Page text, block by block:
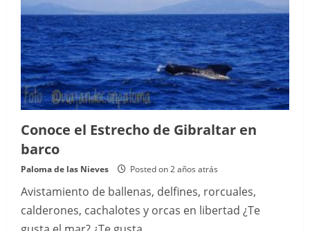
Conoce el Estrecho de Gibraltar en
barco
Paloma de las Nieves Posted on 2 años atrás
Avistamiento de ballenas, delfines, rorcuales,
calderones, cachalotes y orcas en libertad ¿Te